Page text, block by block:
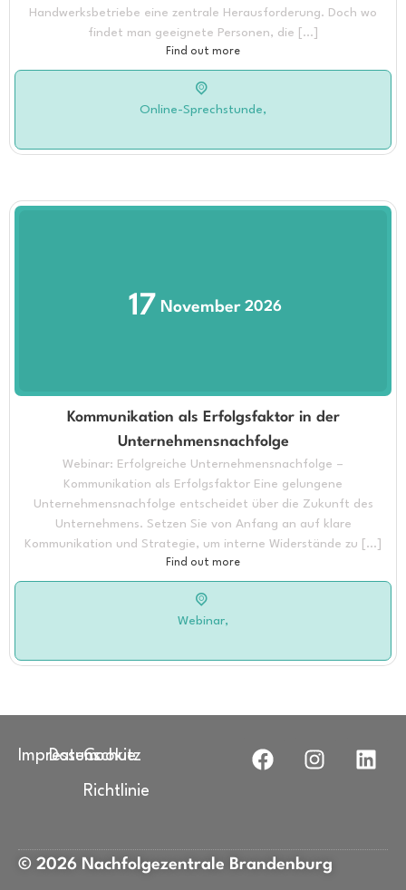
Handwerksbetriebe eine zentrale Herausforderung. Doch wo
findet man geeignete Personen, die […]
Find out more
Online-Sprechstunde,
17 November 2026
Kommunikation als Erfolgsfaktor in der
Unternehmensnachfolge
Webinar: Erfolgreiche Unternehmensnachfolge –
Kommunikation als Erfolgsfaktor Eine gelungene
Unternehmensnachfolge entscheidet über die Zukunft des
Unternehmens. Setzen Sie von Anfang an auf klare
Kommunikation und Strategie, um interne Widerstände zu […]
Find out more
Webinar,
Impressum
Datenschutz
Cookie
Richtlinie
© 2026 Nachfolgezentrale Brandenburg